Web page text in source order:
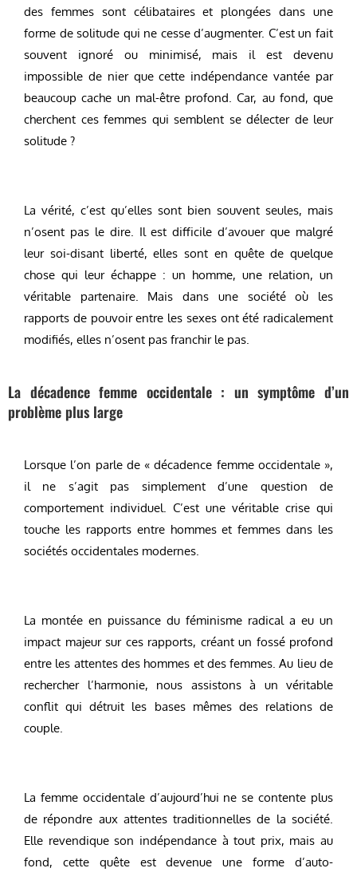
des femmes sont célibataires et plongées dans une
forme de solitude qui ne cesse d’augmenter. C’est un fait
souvent ignoré ou minimisé, mais il est devenu
impossible de nier que cette indépendance vantée par
beaucoup cache un mal-être profond. Car, au fond, que
cherchent ces femmes qui semblent se délecter de leur
solitude ?
La vérité, c’est qu’elles sont bien souvent seules, mais
n’osent pas le dire. Il est difficile d’avouer que malgré
leur soi-disant liberté, elles sont en quête de quelque
chose qui leur échappe : un homme, une relation, un
véritable partenaire. Mais dans une société où les
rapports de pouvoir entre les sexes ont été radicalement
modifiés, elles n’osent pas franchir le pas.
La décadence femme occidentale : un symptôme d’un
problème plus large
Lorsque l’on parle de « décadence femme occidentale »,
il ne s’agit pas simplement d’une question de
comportement individuel. C’est une véritable crise qui
touche les rapports entre hommes et femmes dans les
sociétés occidentales modernes.
La montée en puissance du féminisme radical a eu un
impact majeur sur ces rapports, créant un fossé profond
entre les attentes des hommes et des femmes. Au lieu de
rechercher l’harmonie, nous assistons à un véritable
conflit qui détruit les bases mêmes des relations de
couple.
La femme occidentale d’aujourd’hui ne se contente plus
de répondre aux attentes traditionnelles de la société.
Elle revendique son indépendance à tout prix, mais au
fond, cette quête est devenue une forme d’auto-